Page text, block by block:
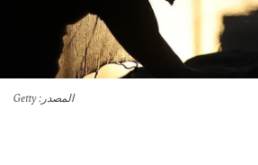
المصدر : Getty